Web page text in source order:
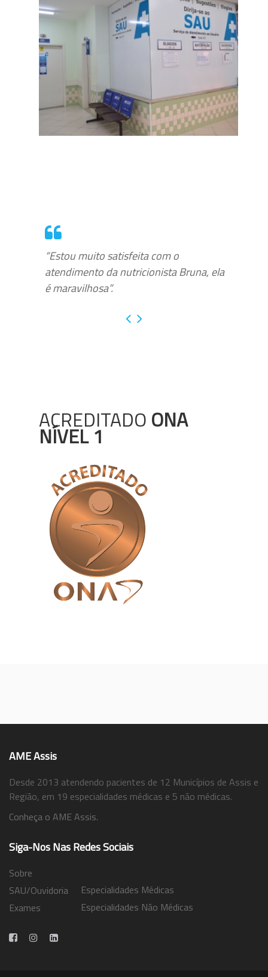
“Estou muito satisfeita com o
atendimento da nutricionista Bruna, ela
é maravilhosa”.
ACREDITADO ONA
NÍVEL 1
AME Assis
Desde 2013 atendendo pacientes de 12 Municípios de Assis e
Região, em 19 especialidades médicas e 5 não médicas.
Conheça o AME Assis.
Siga-Nos Nas Redes Sociais
Sobre
SAU/Ouvidoria
Exames
Especialidades Médicas
Especialidades Não Médicas